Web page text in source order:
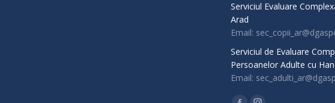
Serviciul Evaluare
Arad
Email:
Serviciul de Evaluare
Persoanelor Adulte cu
Email:
Find us on: